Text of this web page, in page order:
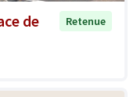
de
Retenue